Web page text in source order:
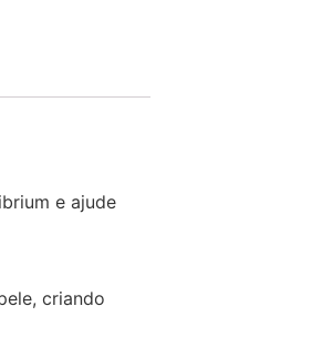
e ajude
criando